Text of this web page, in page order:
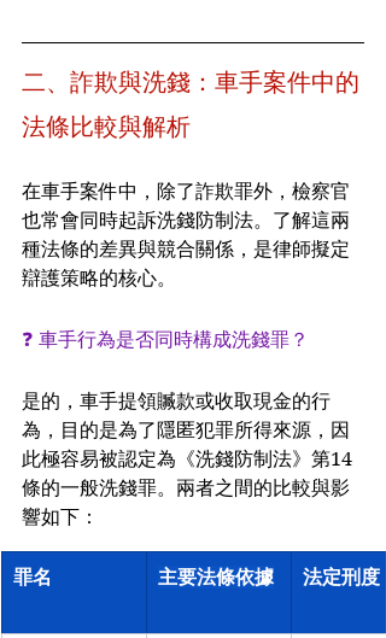
二、詐欺與洗錢：車手案件中的
法條比較與解析
在車手案件中，除了詐欺罪外，檢察官
也常會同時起訴洗錢防制法。了解這兩
種法條的差異與競合關係，是律師擬定
辯護策略的核心。
❓ 車手行為是否同時構成洗錢罪？
是的，車手提領贓款或收取現金的行
為，目的是為了隱匿犯罪所得來源，因
此極容易被認定為《洗錢防制法》第14
條的一般洗錢罪。兩者之間的比較與影
響如下：
罪名 主要法條依據 法定刑度